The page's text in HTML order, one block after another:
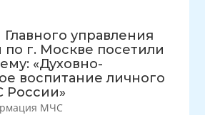
управления
г. Москве посетили
«Духовно-
воспитание личного
России»
МЧС